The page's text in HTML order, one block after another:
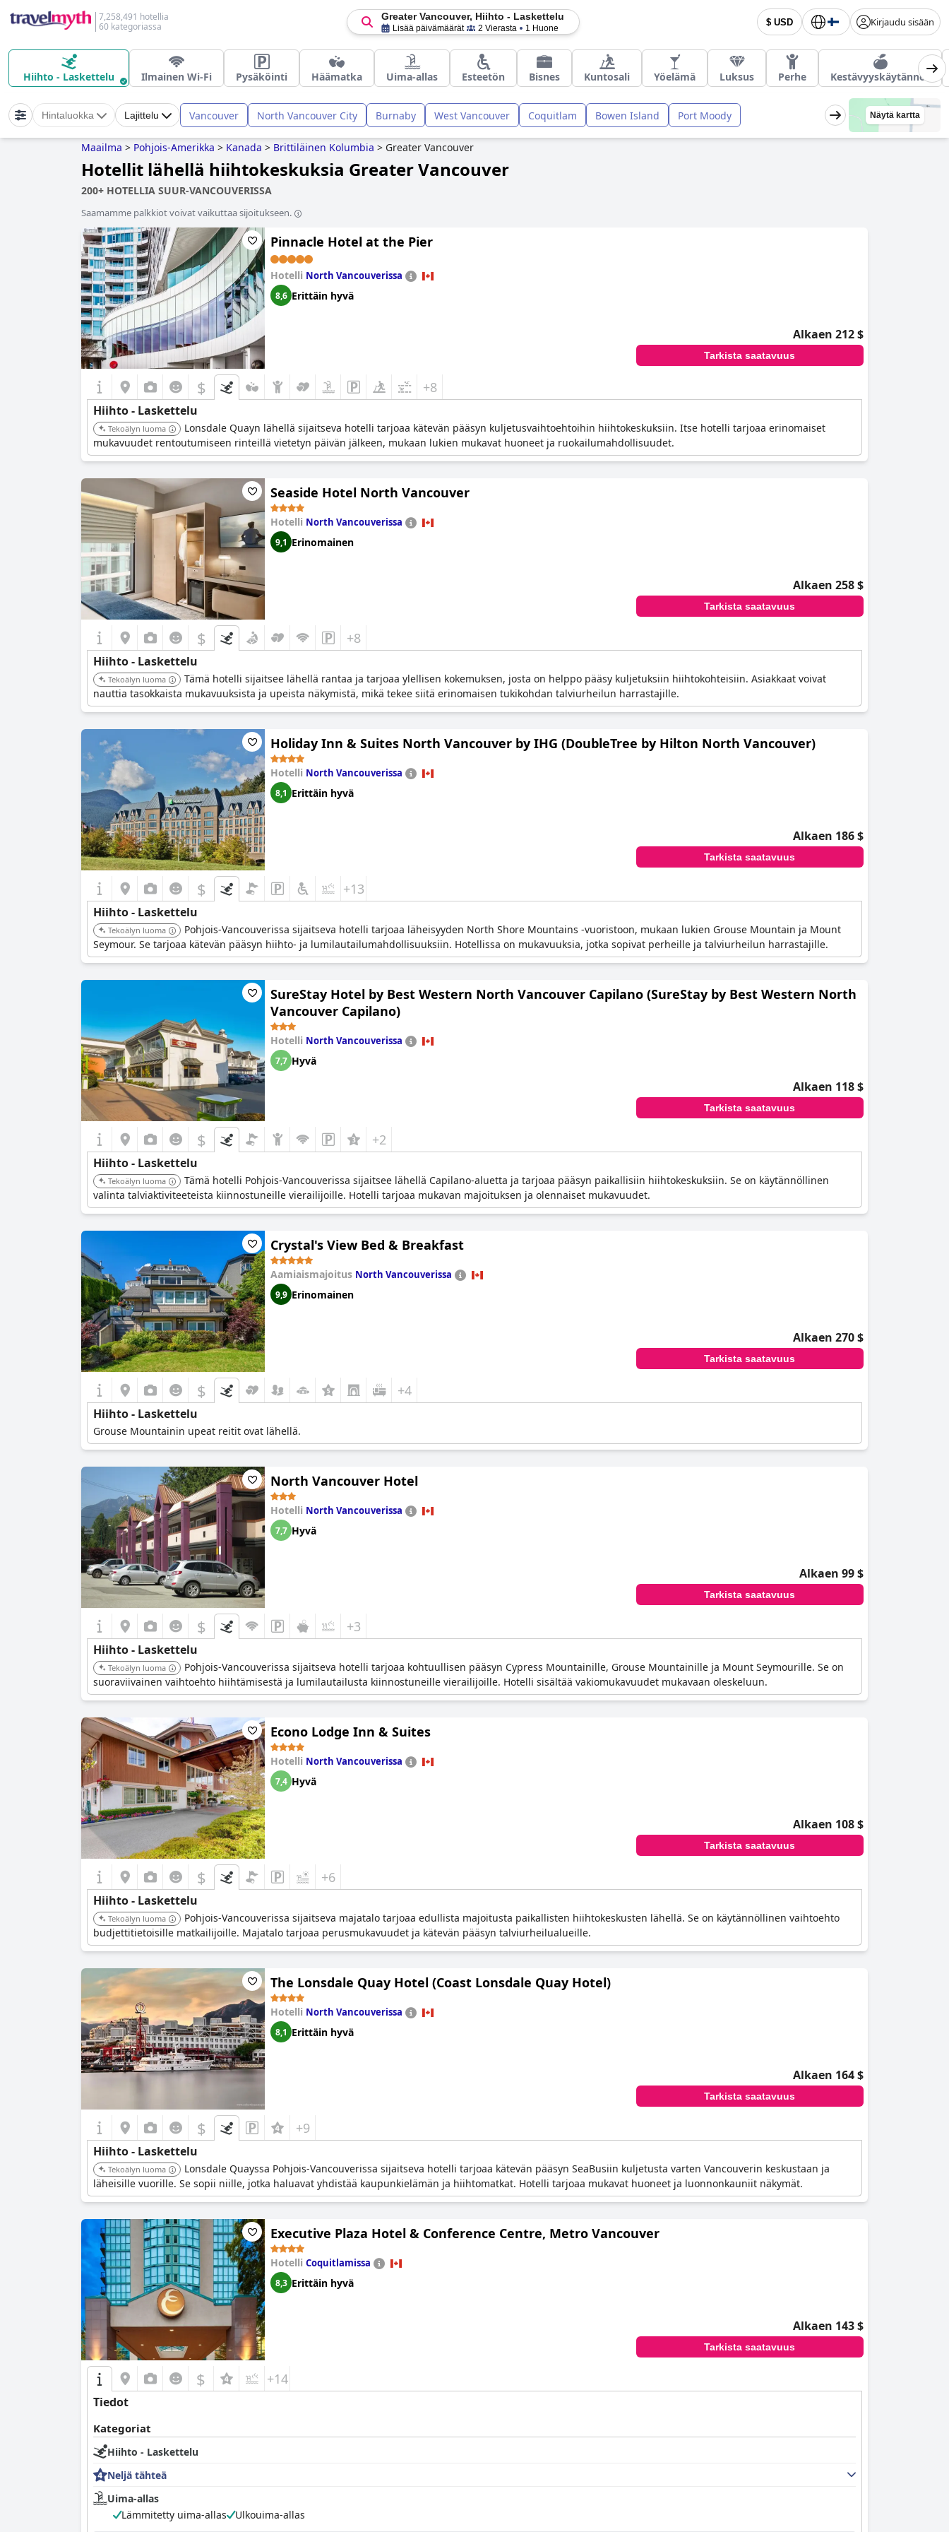
7,258,491 hotellia
60 kategoriassa
$ USD Kirjaudu sisään
Greater Vancouver, Hiihto - Laskettelu
Lisää päivämäärät 2 Vierasta 1 Huone
Hiihto - Laskettelu Ilmainen Wi-Fi Pysäköinti Häämatka Uima-allas Esteetön Bisnes Kuntosali Yöelämä Luksus Perhe Kestävyyskäytännöt
Hintaluokka Lajittelu Vancouver North Vancouver City Burnaby West Vancouver Coquitlam Bowen Island Port Moody Näytä kartta
Maailma > Pohjois-Amerikka > Kanada > Brittiläinen Kolumbia > Greater Vancouver
Hotellit lähellä hiihtokeskuksia Greater Vancouver
200+ HOTELLIA SUUR-VANCOUVERISSA
Saamamme palkkiot voivat vaikuttaa sijoitukseen.
Pinnacle Hotel at the Pier
Hotelli North Vancouverissa
8,6 Erittäin hyvä
Alkaen 212 $
Tarkista saatavuus
$ +8
Hiihto - Laskettelu
Tekoälyn luoma
Lonsdale Quayn lähellä sijaitseva hotelli tarjoaa kätevän pääsyn kuljetusvaihtoehtoihin hiihtokeskuksiin. Itse hotelli tarjoaa erinomaiset
mukavuudet rentoutumiseen rinteillä vietetyn päivän jälkeen, mukaan lukien mukavat huoneet ja ruokailumahdollisuudet.
Seaside Hotel North Vancouver
Hotelli North Vancouverissa
9,1 Erinomainen
Alkaen 258 $
Tarkista saatavuus
$ +8
Hiihto - Laskettelu
Tekoälyn luoma
Tämä hotelli sijaitsee lähellä rantaa ja tarjoaa ylellisen kokemuksen, josta on helppo pääsy kuljetuksiin hiihtokohteisiin. Asiakkaat voivat
nauttia tasokkaista mukavuuksista ja upeista näkymistä, mikä tekee siitä erinomaisen tukikohdan talviurheilun harrastajille.
Holiday Inn & Suites North Vancouver by IHG (DoubleTree by Hilton North Vancouver)
Hotelli North Vancouverissa
8,1 Erittäin hyvä
Alkaen 186 $
Tarkista saatavuus
$ +13
Hiihto - Laskettelu
Tekoälyn luoma
Pohjois-Vancouverissa sijaitseva hotelli tarjoaa läheisyyden North Shore Mountains -vuoristoon, mukaan lukien Grouse Mountain ja Mount
Seymour. Se tarjoaa kätevän pääsyn hiihto- ja lumilautailumahdollisuuksiin. Hotellissa on mukavuuksia, jotka sopivat perheille ja talviurheilun harrastajille.
SureStay Hotel by Best Western North Vancouver Capilano (SureStay by Best Western North
Vancouver Capilano)
Hotelli North Vancouverissa
7,7 Hyvä
Alkaen 118 $
Tarkista saatavuus
$ +2
Hiihto - Laskettelu
Tekoälyn luoma
Tämä hotelli Pohjois-Vancouverissa sijaitsee lähellä Capilano-aluetta ja tarjoaa pääsyn paikallisiin hiihtokeskuksiin. Se on käytännöllinen
valinta talviaktiviteeteista kiinnostuneille vierailijoille. Hotelli tarjoaa mukavan majoituksen ja olennaiset mukavuudet.
Crystal's View Bed & Breakfast
Aamiaismajoitus North Vancouverissa
9,9 Erinomainen
Alkaen 270 $
Tarkista saatavuus
$ +4
Hiihto - Laskettelu
Grouse Mountainin upeat reitit ovat lähellä.
North Vancouver Hotel
Hotelli North Vancouverissa
7,7 Hyvä
Alkaen 99 $
Tarkista saatavuus
$ +3
Hiihto - Laskettelu
Tekoälyn luoma
Pohjois-Vancouverissa sijaitseva hotelli tarjoaa kohtuullisen pääsyn Cypress Mountainille, Grouse Mountainille ja Mount Seymourille. Se on
suoraviivainen vaihtoehto hiihtämisestä ja lumilautailusta kiinnostuneille vierailijoille. Hotelli sisältää vakiomukavuudet mukavaan oleskeluun.
Econo Lodge Inn & Suites
Hotelli North Vancouverissa
7,4 Hyvä
Alkaen 108 $
Tarkista saatavuus
$ +6
Hiihto - Laskettelu
Tekoälyn luoma
Pohjois-Vancouverissa sijaitseva majatalo tarjoaa edullista majoitusta paikallisten hiihtokeskusten lähellä. Se on käytännöllinen vaihtoehto
budjettitietoisille matkailijoille. Majatalo tarjoaa perusmukavuudet ja kätevän pääsyn talviurheilualueille.
The Lonsdale Quay Hotel (Coast Lonsdale Quay Hotel)
Hotelli North Vancouverissa
8,1 Erittäin hyvä
Alkaen 164 $
Tarkista saatavuus
$ +9
Hiihto - Laskettelu
Tekoälyn luoma
Lonsdale Quayssa Pohjois-Vancouverissa sijaitseva hotelli tarjoaa kätevän pääsyn SeaBusiin kuljetusta varten Vancouverin keskustaan ja
läheisille vuorille. Se sopii niille, jotka haluavat yhdistää kaupunkielämän ja hiihtomatkat. Hotelli tarjoaa mukavat huoneet ja luonnonkauniit näkymät.
Executive Plaza Hotel & Conference Centre, Metro Vancouver
Hotelli Coquitlamissa
8,3 Erittäin hyvä
Alkaen 143 $
Tarkista saatavuus
$ +14
Tiedot
Kategoriat
Hiihto - Laskettelu
Neljä tähteä
Uima-allas
Lämmitetty uima-allas
Ulkouima-allas